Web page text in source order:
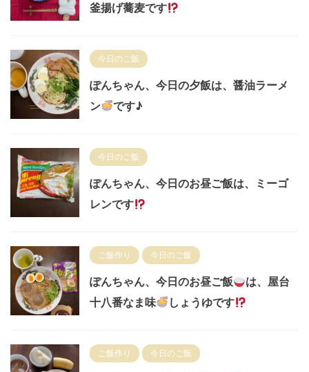
釜揚げ蕎麦です
今日のご飯
ぽんちゃん、今日の夕飯は、醤油ラーメ
ン
です♪
今日のご飯
ぽんちゃん、今日のお昼ご飯は、ミーゴ
レンです
ご飯作り 今日のご飯
ぽんちゃん、今日のお昼ご飯
は、屋台
十八番なま味
しょうゆです
ご飯作り 今日のご飯